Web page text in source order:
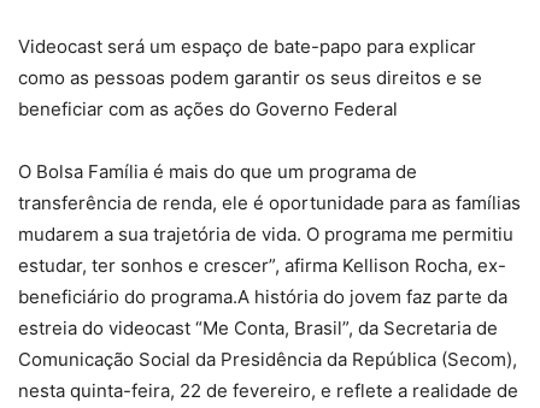
Videocast será um espaço de bate-papo para explicar
como as pessoas podem garantir os seus direitos e se
beneficiar com as ações do Governo Federal
O Bolsa Família é mais do que um programa de
transferência de renda, ele é oportunidade para as famílias
mudarem a sua trajetória de vida. O programa me permitiu
estudar, ter sonhos e crescer”, afirma Kellison Rocha, ex-
beneficiário do programa.A história do jovem faz parte da
estreia do videocast “Me Conta, Brasil”, da Secretaria de
Comunicação Social da Presidência da República (Secom),
nesta quinta-feira, 22 de fevereiro, e reflete a realidade de